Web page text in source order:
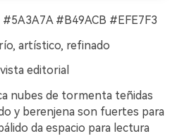
#B49ACB #EFE7F3
artístico, refinado
editorial
nubes de tormenta teñidas
y berenjena son fuertes para
da espacio para lectura